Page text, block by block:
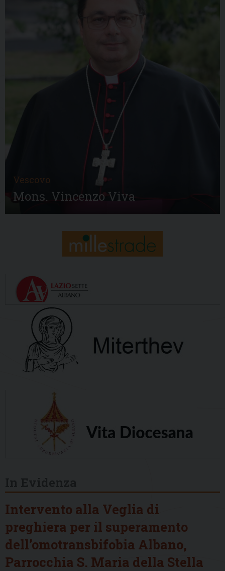
Vescovo
Mons. Vincenzo Viva
Intervento alla Veglia di
preghiera per il superamento
dell’omotransbifobia Albano,
Parrocchia S. Maria della Stella